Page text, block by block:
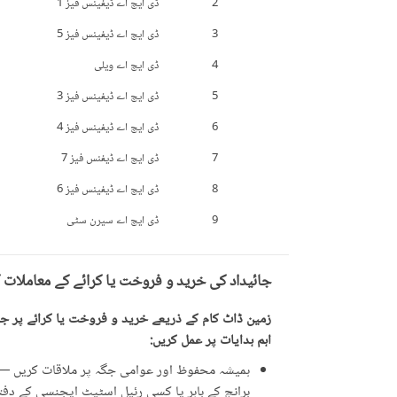
3
ڈی ایچ اے ڈیفینس فیز 5
4
ڈی ایچ اے ویلی
5
ڈی ایچ اے ڈیفینس فیز 3
6
ڈی ایچ اے ڈیفینس فیز 4
7
ڈی ایچ اے ڈیفنس فیز 7
8
ڈی ایچ اے ڈیفینس فیز 6
9
ڈی ایچ اے سیرن سٹی
جائیداد کی خرید و فروخت یا کرائے کے
زمین ڈاٹ کام کے ذریعے خرید و فروخت یا کرائے پر
اہم ہدایات پر عمل کریں:
ہمیشہ محفوظ اور عوامی جگہ پر ملاقات کریں
برانچ کے باہر یا کسی رئیل اسٹیٹ ایجنسی کے